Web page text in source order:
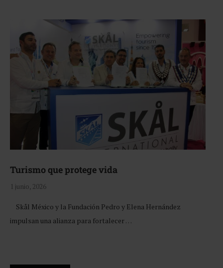
Turismo que protege vida
1 junio, 2026
Skål México y la Fundación Pedro y Elena Hernández
impulsan una alianza para fortalecer …